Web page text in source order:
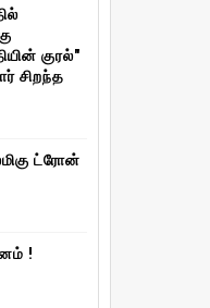
குரல்"
சிறந்த
ட்ரோன்
!